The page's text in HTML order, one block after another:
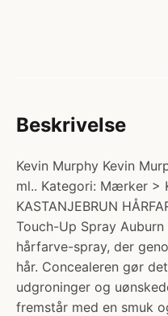
Beskrivelse
Kevin Murphy Kevin
ml.. Kategori: Mærker >
KASTANJEBRUN
Touch-Up Spray
hårfarve-spray, der
hår. Concealeren gør
udgroninger og
fremstår med en smuk